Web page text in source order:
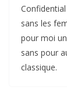
sans les
pour moi
sans pour
classique.